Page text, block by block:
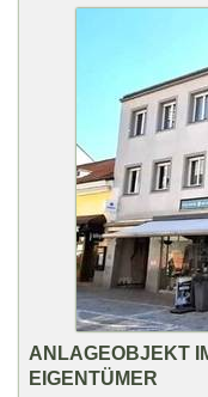
ANLAGEOBJEKT
EIGENTÜMER